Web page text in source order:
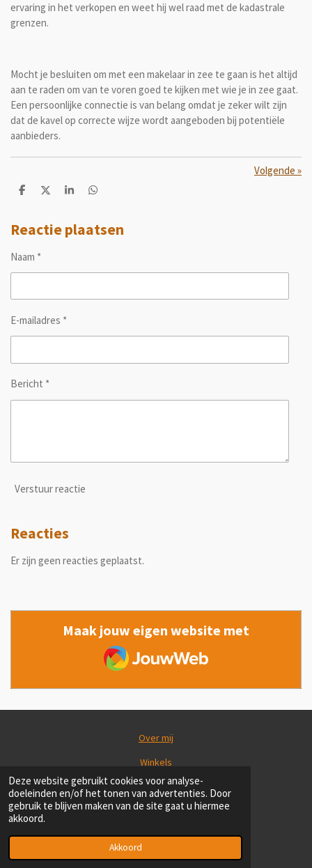
Deze website gebruikt cookies voor analyse-
doeleinden en/of het tonen van advertenties. Door
gebruik te blijven maken van de site gaat u hiermee
akkoord.
Akkoord
ervaring in het verkopen en weet hij wel raad met de kadastrale
grenzen.
Mocht je besluiten om met een makelaar in zee te gaan is het altijd
aan te raden om van te voren goed te kijken met wie je in zee gaat.
Een persoonlijke connectie is van belang omdat je zeker wilt zijn
dat de kavel op correcte wijze wordt aangeboden bij potentiële
aanbieders.
Volgende »
D
e
n
D
l
S
r
e
D
e
n
Reactie plaatsen
Naam *
E-mailadres *
Bericht *
Verstuur reactie
Reacties
Er zijn geen reacties geplaatst.
Maak jouw eigen website met
JouwWeb
Over mij
Winkels
Blog
Tips
© 2019 - 2026 aannemer